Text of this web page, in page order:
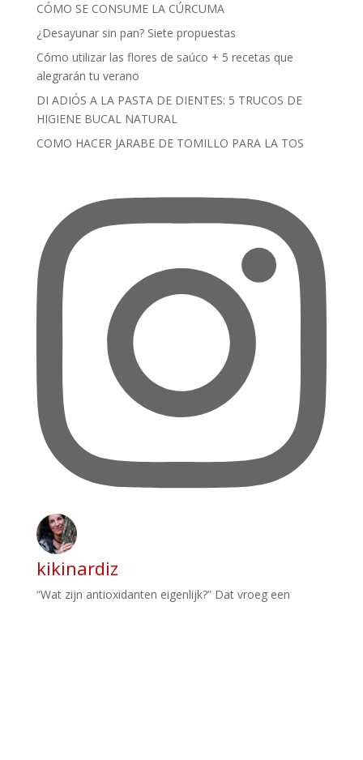
CÓMO SE CONSUME LA CÚRCUMA
¿Desayunar sin pan? Siete propuestas
Cómo utilizar las flores de saúco + 5 recetas que
alegrarán tu verano
DI ADIÓS A LA PASTA DE DIENTES: 5 TRUCOS DE
HIGIENE BUCAL NATURAL
COMO HACER JARABE DE TOMILLO PARA LA TOS
kikinardiz
“Wat zijn antioxidanten eigenlijk?” Dat vroeg een